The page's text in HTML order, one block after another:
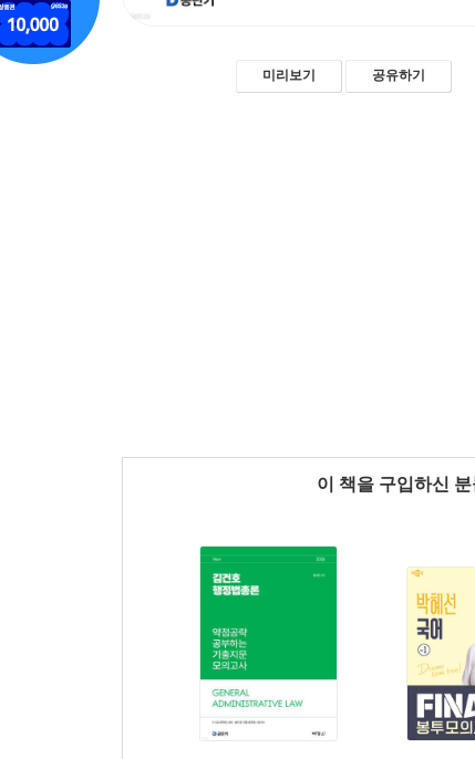
미리보기 공유하기
이 책을 구입하신 분